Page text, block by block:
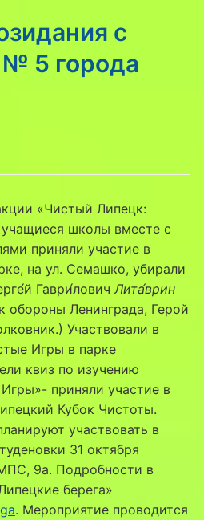
с
5 города
«Чистый Липецк:
учащиеся школы вместе с
приняли участие в
на ул. Семашко, убирали
Гаври́лович Лита́врин
обороны Ленинграда, Герой
Участвовали в
Игры в парке
квиз по изучению
приняли участие в
Кубок Чистоты.
участвовать в
31 октября
9а. Подробности в
берега»
. Мероприятие проводится